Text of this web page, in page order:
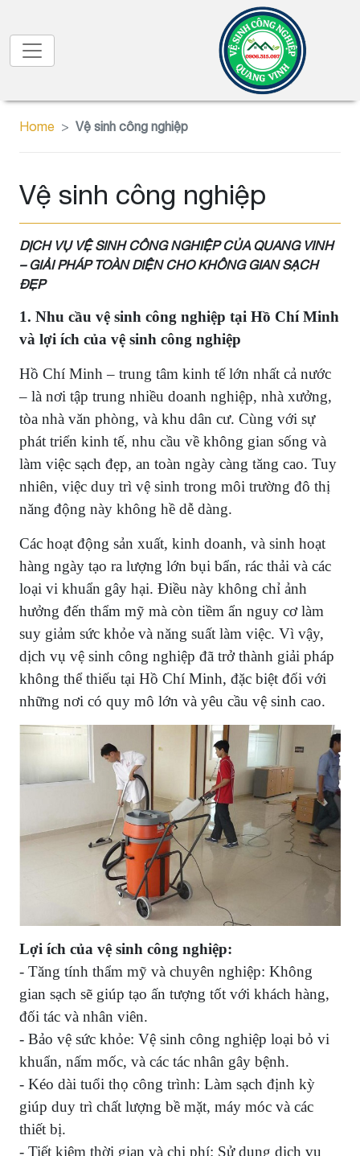
Home Vệ sinh công nghiệp
Vệ sinh công nghiệp
DỊCH VỤ VỆ SINH CÔNG NGHIỆP CỦA QUANG VINH
– GIẢI PHÁP TOÀN DIỆN CHO KHÔNG GIAN SẠCH
ĐẸP
1. Nhu cầu vệ sinh công nghiệp tại Hồ Chí Minh
và lợi ích của vệ sinh công nghiệp
Hồ Chí Minh – trung tâm kinh tế lớn nhất cả nước
– là nơi tập trung nhiều doanh nghiệp, nhà xưởng,
tòa nhà văn phòng, và khu dân cư. Cùng với sự
phát triển kinh tế, nhu cầu về không gian sống và
làm việc sạch đẹp, an toàn ngày càng tăng cao. Tuy
nhiên, việc duy trì vệ sinh trong môi trường đô thị
năng động này không hề dễ dàng.
Các hoạt động sản xuất, kinh doanh, và sinh hoạt
hàng ngày tạo ra lượng lớn bụi bẩn, rác thải và các
loại vi khuẩn gây hại. Điều này không chỉ ảnh
hưởng đến thẩm mỹ mà còn tiềm ẩn nguy cơ làm
suy giảm sức khỏe và năng suất làm việc. Vì vậy,
dịch vụ vệ sinh công nghiệp đã trở thành giải pháp
không thể thiếu tại Hồ Chí Minh, đặc biệt đối với
những nơi có quy mô lớn và yêu cầu vệ sinh cao.
Lợi ích của vệ sinh công nghiệp:
- Tăng tính thẩm mỹ và chuyên nghiệp: Không
gian sạch sẽ giúp tạo ấn tượng tốt với khách hàng,
đối tác và nhân viên.
- Bảo vệ sức khỏe: Vệ sinh công nghiệp loại bỏ vi
khuẩn, nấm mốc, và các tác nhân gây bệnh.
- Kéo dài tuổi thọ công trình: Làm sạch định kỳ
giúp duy trì chất lượng bề mặt, máy móc và các
thiết bị.
- Tiết kiệm thời gian và chi phí: Sử dụng dịch vụ